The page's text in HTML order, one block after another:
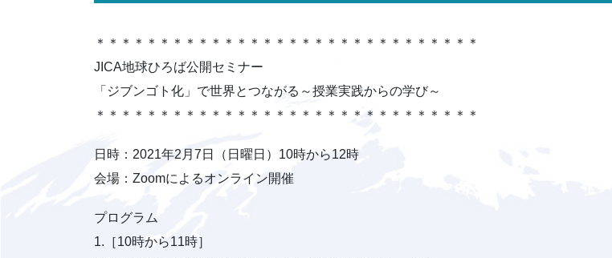
＊＊＊＊＊＊＊＊＊＊＊＊＊＊＊＊＊＊＊＊＊＊＊＊＊＊＊＊＊＊
JICA地球ひろば公開セミナー
「ジブンゴト化」で世界とつながる～授業実践からの学び～
＊＊＊＊＊＊＊＊＊＊＊＊＊＊＊＊＊＊＊＊＊＊＊＊＊＊＊＊＊＊
日時：2021年2月7日（日曜日）10時から12時
会場：Zoomによるオンライン開催
プログラム
1.［10時から11時］